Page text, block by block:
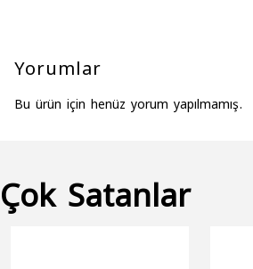
Yorumlar
Bu ürün için henüz yorum yapılmamış.
Çok Satanlar